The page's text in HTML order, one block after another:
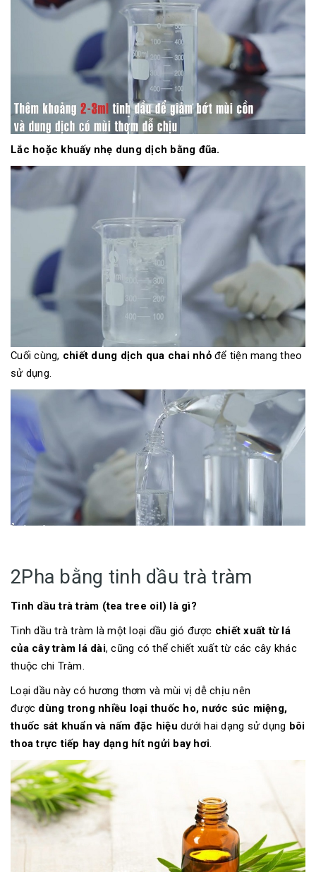
Lắc hoặc khuấy nhẹ dung dịch bằng đũa.
Cuối cùng, chiết dung dịch qua chai nhỏđể tiện mang theo
sử dụng.
2Pha bằng tinh dầu trà tràm
Tinh dầu trà tràm (tea tree oil) là gì?
Tinh dầu trà tràm là một loại dầu gió được chiết xuất từ lá
của cây tràm lá dài, cũng có thể chiết xuất từ các cây khác
thuộc chi Tràm.
Loại dầu này có hương thơm và mùi vị dễ chịu nên
được dùng trong nhiều loại thuốc ho, nước súc miệng,
thuốc sát khuẩn và nấm đặc hiệu dưới hai dạng sử dụng bôi
thoa trực tiếp hay dạng hít ngửi bay hơi.